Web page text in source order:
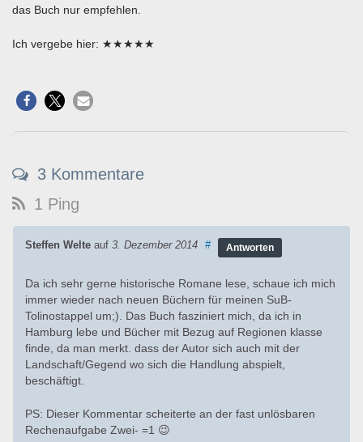
das Buch nur empfehlen.
Ich vergebe hier: ★★★★★
3 Kommentare
1 Ping
Steffen Welte auf 3. Dezember 2014 # Antworten
Da ich sehr gerne historische Romane lese, schaue ich mich
immer wieder nach neuen Büchern für meinen SuB-
Tolinostappel um;). Das Buch fasziniert mich, da ich in
Hamburg lebe und Bücher mit Bezug auf Regionen klasse
finde, da man merkt. dass der Autor sich auch mit der
Landschaft/Gegend wo sich die Handlung abspielt,
beschäftigt.
PS: Dieser Kommentar scheiterte an der fast unlösbaren
Rechenaufgabe Zwei- =1 😉